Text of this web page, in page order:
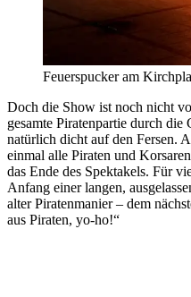
Feuerspucker am
Doch die Show ist noch nicht
gesamte Piratenpartie durch
natürlich dicht auf den Fersen.
einmal alle Piraten und
das Ende des Spektakels. Für
Anfang einer langen,
alter Piratenmanier – dem
aus Piraten, yo-ho!“